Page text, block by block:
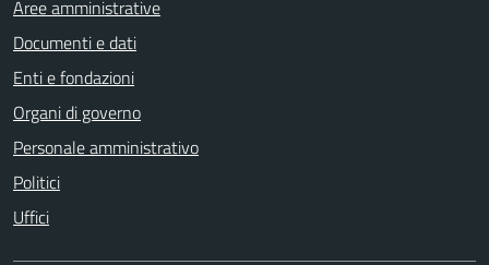
Aree amministrative
Documenti e dati
Enti e fondazioni
Organi di governo
Personale amministrativo
Politici
Uffici